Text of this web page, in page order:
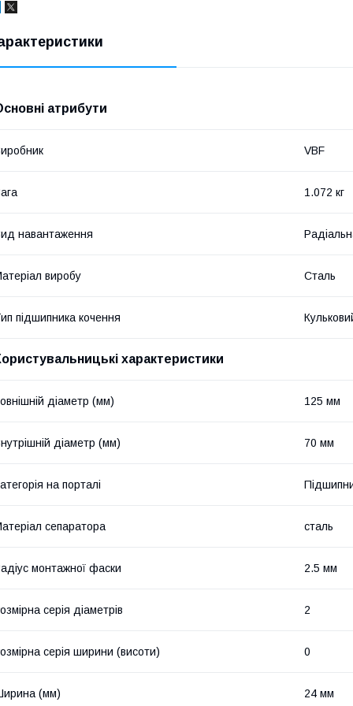
атрибути
VBF
1.072 кг
навантаження
виробу Сталь
підшипника кочення
характеристики
діаметр (мм) 125 мм
діаметр (мм) 70 мм
на порталі
сепаратора сталь
монтажної фаски 2.5 мм
серія діаметрів 2
серія ширини (висоти) 0
(мм) 24 мм